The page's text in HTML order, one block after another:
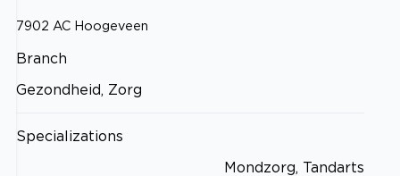
7902 AC Hoogeveen
Branch
Gezondheid, Zorg
Specializations
Mondzorg, Tandarts